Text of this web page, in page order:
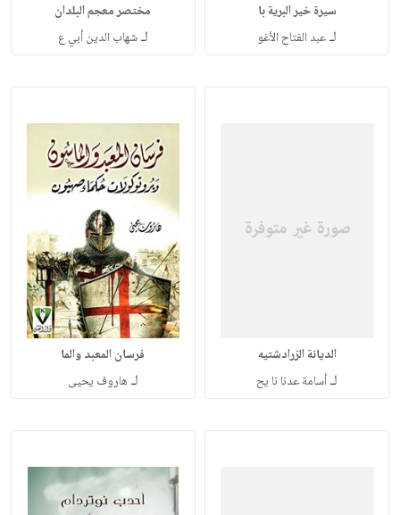
سيرة خير البرية با
لـعبد الفتاح الأغو
مختصر معجم البلدان
لـشهاب الدين أبي ع
الديانة الزرادشتيه
لـأسامة عدنا نا يح
فرسان المعبد والما
لـ هاروف يحيى